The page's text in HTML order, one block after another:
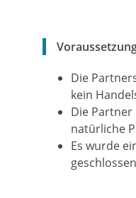
Die
kein
Die Partner
natürliche
Es wurde